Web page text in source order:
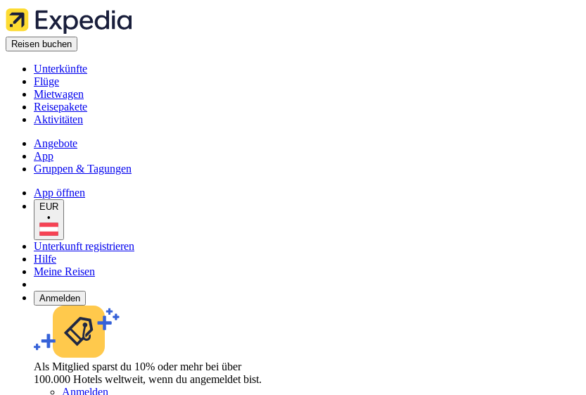
Reisen buchen
Unterkünfte
Flüge
Mietwagen
Reisepakete
Aktivitäten
Angebote
App
Gruppen & Tagungen
App öffnen
EUR
•
Unterkunft registrieren
Hilfe
Meine Reisen
Anmelden
Als Mitglied sparst du 10% oder mehr bei über
100.000 Hotels weltweit, wenn du angemeldet bist.
Anmelden